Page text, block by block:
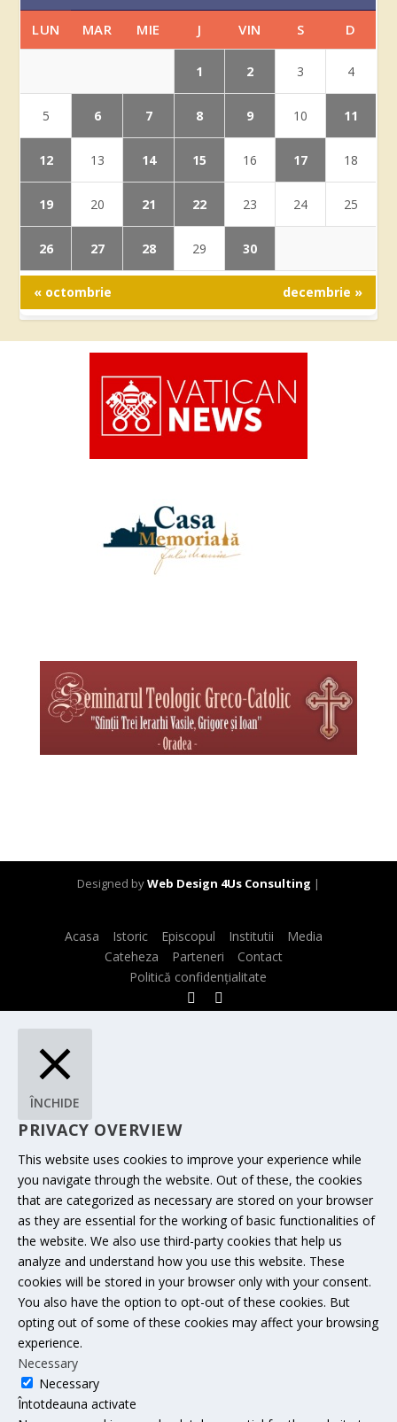
LUN MAR MIE J VIN S D
1 2 3 4
5 6 7 8 9 10 11
12 13 14 15 16 17 18
19 20 21 22 23 24 25
26 27 28 29 30
« octombrie decembrie »
Designed byWeb Design 4Us Consulting |
Acasa Istoric Episcopul Institutii
Media
Cateheza
Parteneri
Contact
Politică confidențialitate
ÎNCHIDE
PRIVACY OVERVIEW
This website uses cookies to improve your experience while
you navigate through the website. Out of these, the cookies
that are categorized as necessary are stored on your browser
as they are essential for the working of basic functionalities of
the website. We also use third-party cookies that help us
analyze and understand how you use this website. These
cookies will be stored in your browser only with your consent.
You also have the option to opt-out of these cookies. But
opting out of some of these cookies may affect your browsing
experience.
Necessary
Necessary
Întotdeauna activate